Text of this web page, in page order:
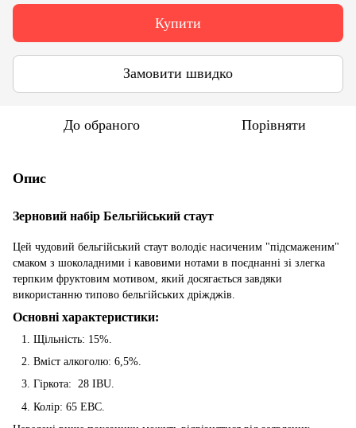
Купити
Замовити швидко
До обраного Порівняти
Опис
Зерновий набір Бельгійський стаут
Цей чудовий бельгійський стаут володіє насиченим "підсмаженим"
смаком з шоколадними і кавовими нотами в поєднанні зі злегка
терпким фруктовим мотивом, який досягається завдяки
використанню типово бельгійських дріжджів.
Основні характеристики:
Щільність: 15%.
Вміст алкоголю: 6,5%.
Гіркота: 28 IBU.
Колір: 65 EBC.